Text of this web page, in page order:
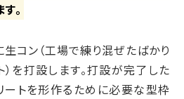
。
生コン（工場で練り混ぜたばかり
を打設します。打設が完了した
ートを形作るために必要な型枠